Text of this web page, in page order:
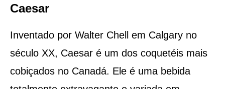
Caesar
Inventado por Walter Chell em Calgary no
século XX, Caesar é um dos coquetéis mais
cobiçados no Canadá. Ele é uma bebida